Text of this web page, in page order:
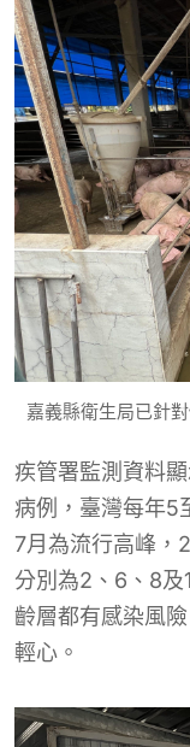
嘉義縣衛生局已針
疾管署監測資料
病例，臺灣每年5
7月為流行高峰，
分別為2、6、8
齡層都有感染風
輕心。